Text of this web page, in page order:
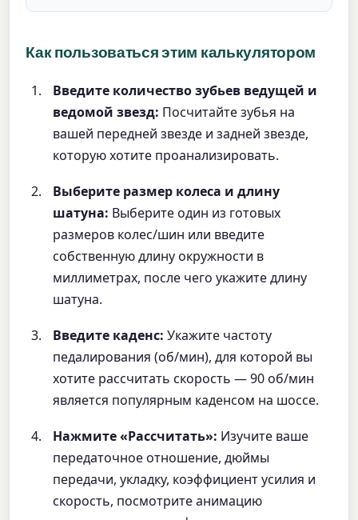
Как пользоваться этим калькулятором
Введите количество зубьев ведущей и
ведомой звезд: Посчитайте зубья на
вашей передней звезде и задней звезде,
которую хотите проанализировать.
Выберите размер колеса и длину
шатуна: Выберите один из готовых
размеров колес/шин или введите
собственную длину окружности в
миллиметрах, после чего укажите длину
шатуна.
Введите каденс: Укажите частоту
педалирования (об/мин), для которой вы
хотите рассчитать скорость — 90 об/мин
является популярным каденсом на шоссе.
Нажмите «Рассчитать»: Изучите ваше
передаточное отношение, дюймы
передачи, укладку, коэффициент усилия и
скорость, посмотрите анимацию